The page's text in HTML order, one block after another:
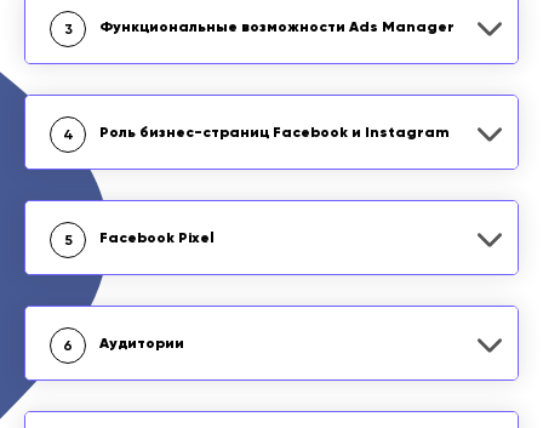
3 Функциональные возможности Ads Manager
4 Роль бизнес-страниц Facebook и Instagram
5 Facebook Pixel
6 Аудитории